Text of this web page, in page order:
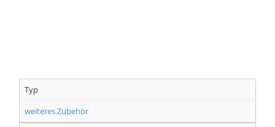
Typ
weiteres Zubehör